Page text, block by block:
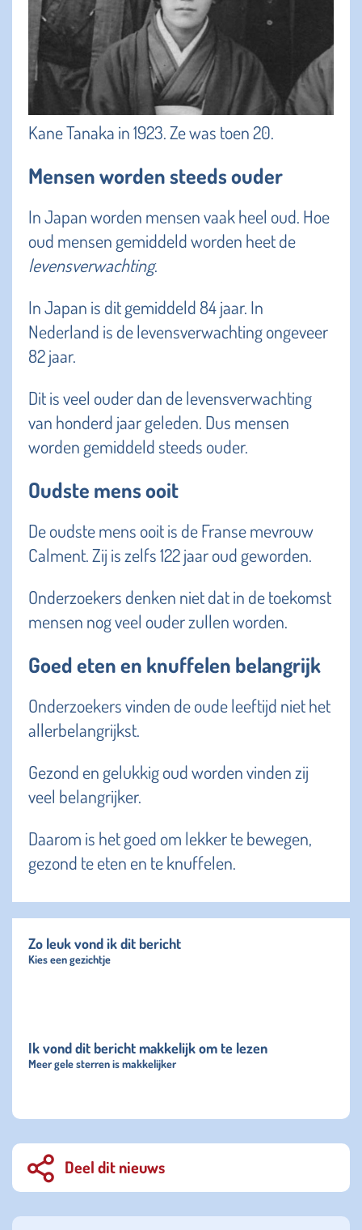
Kane Tanaka in 1923. Ze was toen 20.
Mensen worden steeds ouder
In Japan worden mensen vaak heel oud. Hoe
oud mensen gemiddeld worden heet de
levensverwachting.
In Japan is dit gemiddeld 84 jaar. In
Nederland is de levensverwachting ongeveer
82 jaar.
Dit is veel ouder dan de levensverwachting
van honderd jaar geleden. Dus mensen
worden gemiddeld steeds ouder.
Oudste mens ooit
De oudste mens ooit is de Franse mevrouw
Calment. Zij is zelfs 122 jaar oud geworden.
Onderzoekers denken niet dat in de toekomst
mensen nog veel ouder zullen worden.
Goed eten en knuffelen belangrijk
Onderzoekers vinden de oude leeftijd niet het
allerbelangrijkst.
Gezond en gelukkig oud worden vinden zij
veel belangrijker.
Daarom is het goed om lekker te bewegen,
gezond te eten en te knuffelen.
Zo leuk vond ik dit bericht
Kies een gezichtje
Ik vond dit bericht makkelijk om te lezen
Meer gele sterren is makkelijker
Deel dit nieuws